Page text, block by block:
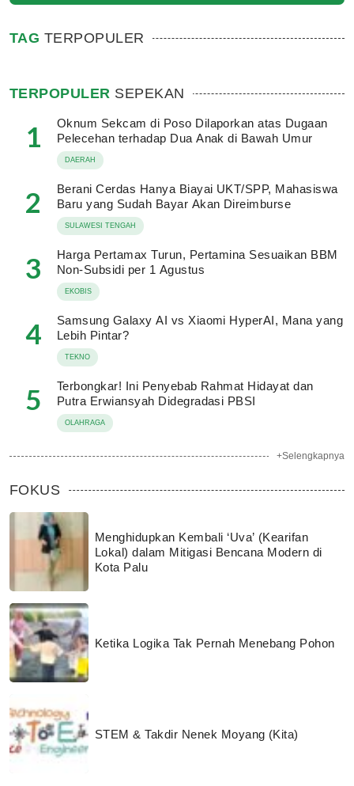
TAG TERPOPULER
TERPOPULER SEPEKAN
1
Oknum Sekcam di Poso Dilaporkan atas Dugaan
Pelecehan terhadap Dua Anak di Bawah Umur
DAERAH
2
Berani Cerdas Hanya Biayai UKT/SPP, Mahasiswa
Baru yang Sudah Bayar Akan Direimburse
SULAWESI TENGAH
3
Harga Pertamax Turun, Pertamina Sesuaikan BBM
Non-Subsidi per 1 Agustus
EKOBIS
4
Samsung Galaxy AI vs Xiaomi HyperAI, Mana yang
Lebih Pintar?
TEKNO
5
Terbongkar! Ini Penyebab Rahmat Hidayat dan
Putra Erwiansyah Didegradasi PBSI
OLAHRAGA
+Selengkapnya
FOKUS
Menghidupkan Kembali ‘Uva’ (Kearifan
Lokal) dalam Mitigasi Bencana Modern di
Kota Palu
Ketika Logika Tak Pernah Menebang Pohon
STEM & Takdir Nenek Moyang (Kita)